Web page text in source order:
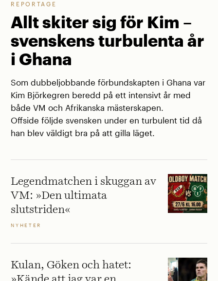
REPORTAGE
Allt skiter sig för Kim –
svenskens turbulenta år
i Ghana
Som dubbeljobbande förbundskapten i Ghana var
Kim Björkegren beredd på ett intensivt år med
både VM och Afrikanska mästerskapen.
Offside följde svensken under en turbulent tid då
han blev väldigt bra på att gilla läget.
Legendmatchen i skuggan av
VM: »Den ultimata
slutstriden«
NYHETER
Kulan, Göken och hatet: